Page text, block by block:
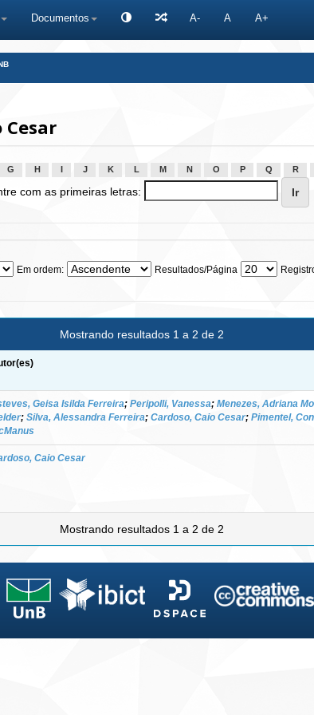
Documentos A- A A+
Cesar
G H J K L M N O P Q R
com as primeiras letras:
Em ordem: Resultados/Página
Mostrando resultados 1 a 2 de 2
Geisa Isilda Ferreira; Peripolli, Vanessa; Menezes, Adriana
; Silva, Alessandra Ferreira; Cardoso, Caio Cesar; Pimentel,
Caio Cesar
Mostrando resultados 1 a 2 de 2